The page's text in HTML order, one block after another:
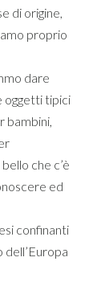
di origine,
proprio
dare
oggetti tipici
bambini,
che c’è
ed
confinanti
dell’Europa